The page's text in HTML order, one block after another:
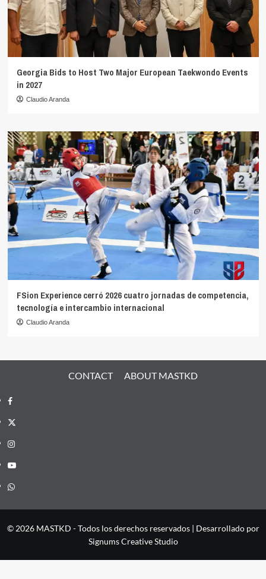
Georgia Bids to Host Two Major European Taekwondo Events
in 2027
Claudio Aranda
FSion Experience cerró 2026 cuatro jornadas de competencia,
tecnología e intercambio internacional
Claudio Aranda
CONTACT ABOUT MASTKD
Facebook
X
Instagram
YouTube
Whatsapp